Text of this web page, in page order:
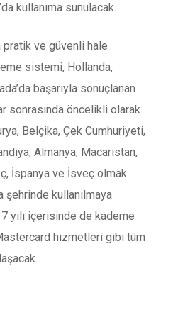
kullanıma sunulacak.
ve güvenli hale
sistemi, Hollanda,
başarıyla sonuçlanan
sonrasında öncelikli olarak
Belçika, Çek Cumhuriyeti,
Almanya, Macaristan,
İspanya ve İsveç olmak
şehrinde kullanılmaya
yılı içerisinde de kademe
hizmetleri gibi tüm